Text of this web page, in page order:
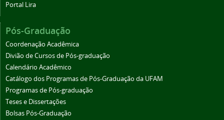
Portal Lira
Pós-Graduação
Coordenação Acadêmica
Divião de Cursos de Pós-graduação
Calendário Acadêmico
Catálogo dos Programas de Pós-Graduação da UFAM
Programas de Pós-graduação
Teses e Dissertações
Bolsas Pós-Graduação